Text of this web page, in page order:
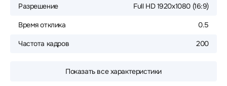
Разрешение Full HD 1920x1080 (16:9)
Время отклика 0.5
Частота кадров 200
Показать все характеристики